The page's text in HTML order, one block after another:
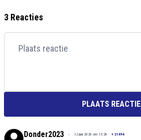
3 Reacties
PLAATS REACTIE
Donder2023 12 juni 2026 om 15:28 + 21494